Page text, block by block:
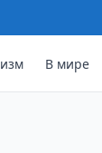
В мире